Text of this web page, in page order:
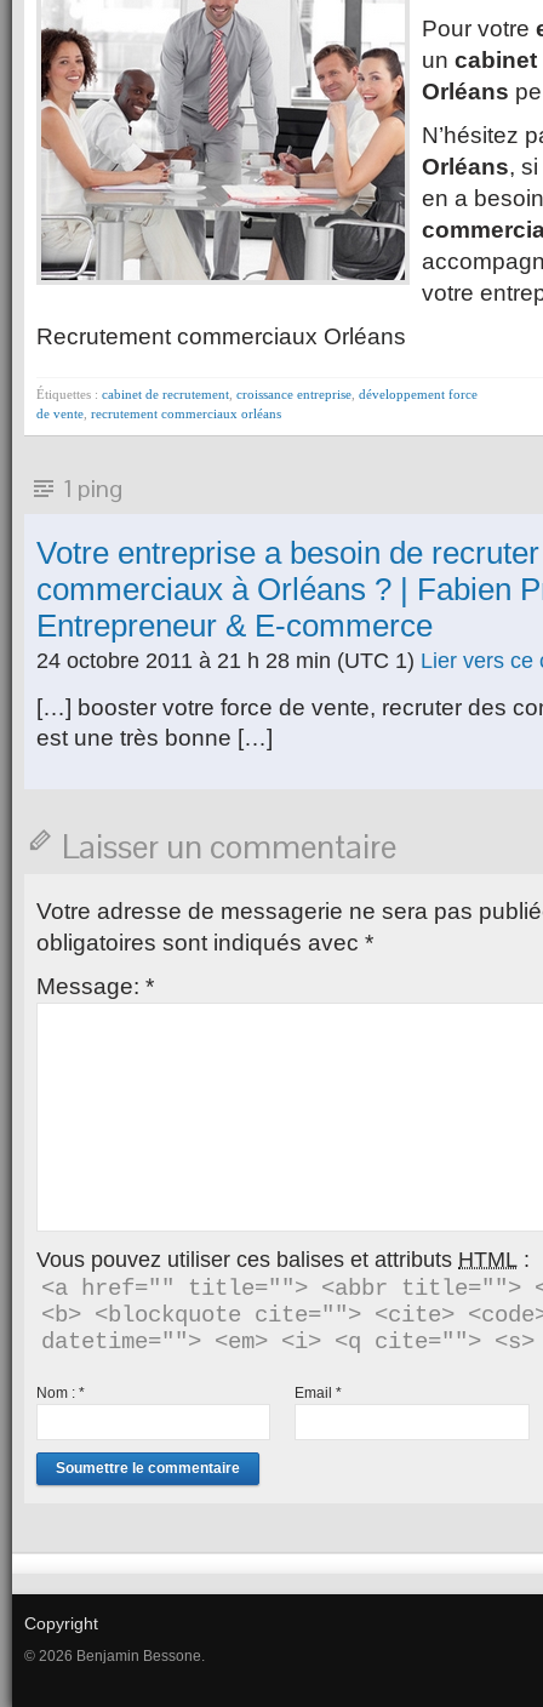
Pour votre
un cabinet
Orléans
N’hésitez
Orléans,
en a
votre
Recrutement commerciaux Orléans
Étiquettes : cabinet de recrutement croissance entreprise développement force
de vente recrutement commerciaux orléans
1 ping
Votre entreprise a besoin de
commerciaux à Orléans ? | Fabien
Entrepreneur & E-commerce
24 octobre 2011 à 21 h 28 min (UTC 1) Lier vers ce
[…] booster votre force de vente, recruter des
est une très bonne […]
Laisser un commentaire
Votre adresse de messagerie ne sera pas
obligatoires sont indiqués avec *
Message: *
Vous pouvez utiliser ces balises et attributs HTML :
<a href="" title=""> <abbr title="">
<b> <blockquote cite=""> <cite>
Nom : * Email*
Copyright
© 2026 Benjamin Bessone.